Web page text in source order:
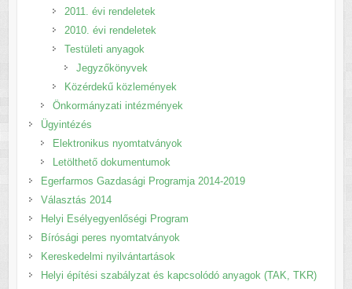
2011. évi rendeletek
2010. évi rendeletek
Testületi anyagok
Jegyzőkönyvek
Közérdekű közlemények
Önkormányzati intézmények
Ügyintézés
Elektronikus nyomtatványok
Letölthető dokumentumok
Egerfarmos Gazdasági Programja 2014-2019
Választás 2014
Helyi Esélyegyenlőségi Program
Bírósági peres nyomtatványok
Kereskedelmi nyilvántartások
Helyi építési szabályzat és kapcsolódó anyagok (TAK, TKR)